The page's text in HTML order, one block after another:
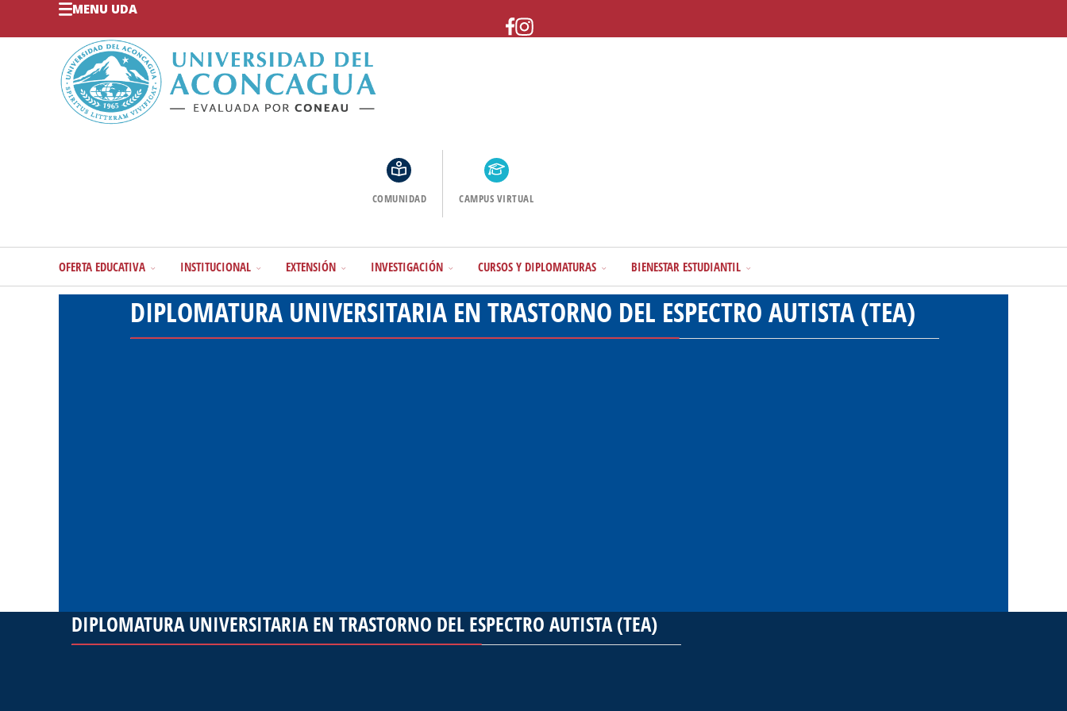
MENU UDA
COMUNIDAD CAMPUS VIRTUAL
OFERTA EDUCATIVA INSTITUCIONAL EXTENSIÓN INVESTIGACIÓN CURSOS Y DIPLOMATURAS BIENESTAR ESTUDIANTIL
DIPLOMATURA UNIVERSITARIA EN TRASTORNO DEL ESPECTRO AUTISTA (TEA)
DIPLOMATURA UNIVERSITARIA EN TRASTORNO DEL ESPECTRO AUTISTA (TEA)